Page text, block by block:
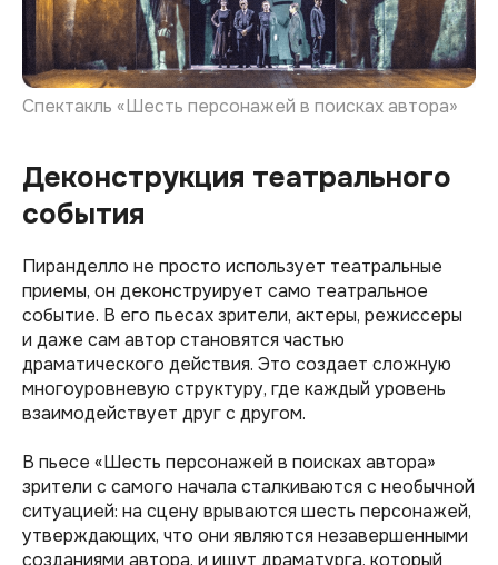
Спектакль «Шесть персонажей в поисках автора»
Деконструкция театрального
события
Пиранделло не просто использует театральные
приемы, он деконструирует само театральное
событие. В его пьесах зрители, актеры, режиссеры
и даже сам автор становятся частью
драматического действия. Это создает сложную
многоуровневую структуру, где каждый уровень
взаимодействует друг с другом.
В пьесе «Шесть персонажей в поисках автора»
зрители с самого начала сталкиваются с необычной
ситуацией: на сцену врываются шесть персонажей,
утверждающих, что они являются незавершенными
созданиями автора, и ищут драматурга, который